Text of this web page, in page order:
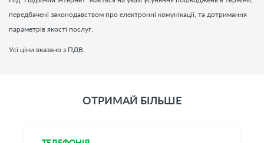
передбачені законодавством про електронні комунікації, та дотримання
параметрів якості послуг.
Усі ціни вказано з ПДВ.
ОТРИМАЙ БІЛЬШЕ